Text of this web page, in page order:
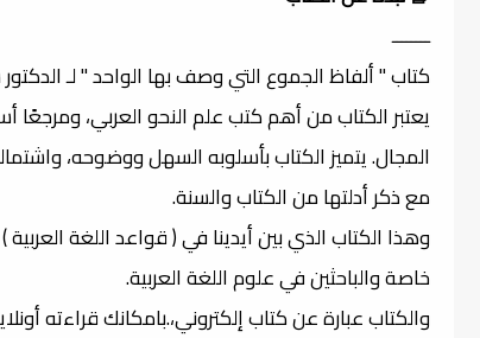
ــــــــ
كتاب " ألفاظ الجموع التي وصف بها الواحد " لـ
يعتبر الكتاب من أهم كتب علم النحو العربي، ومرجعًا
المجال. يتميز الكتاب بأسلوبه السهل ووضوحه،
مع ذكر أدلتها من الكتاب والسنة.
وهذا الكتاب الذي بين أيدينا في ( قواعد اللغة
خاصة والباحثين في علوم اللغة العربية.
والكتاب عبارة عن كتاب إلكتروني،.بامكانك قراءته